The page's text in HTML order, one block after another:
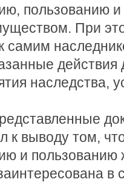
пользованию
При
самим
наследства,
к выводу том,
и